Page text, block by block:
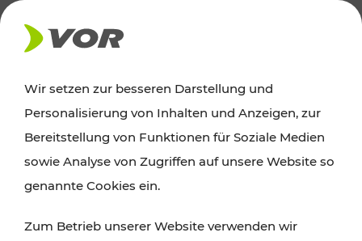
AKTUELLES
Ausflugstipps
Wien, Niederösterreich und das Burgenland
Wanderungen, Kultur und Gastronomie,
Wir setzen zur besseren Darstellung und
Personalisierung von Inhalten und Anzeigen, zur
Bereitstellung von Funktionen für Soziale Medien
sowie Analyse von Zugriffen auf unsere Website so
genannte Cookies ein.
Zum Betrieb unserer Website verwenden wir